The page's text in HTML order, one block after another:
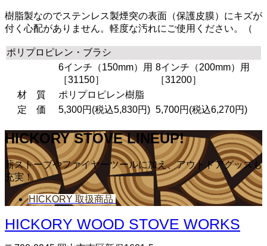
樹脂製なのでステンレス製煙突の表面（保護皮膜）にキズが
付く心配がありません。軽度な汚れにご使用ください。（
ポリプロピレン・ブラシ
6インチ（150mm）用
［31150］
8インチ（200mm）用
［31200］
材 質
ポリプロピレン樹脂
定 価
5,300円(税込5,830円) 5,700円(税込6,270円)
HICKORY STOVE LINEUP!
薪ストーブやファイヤーツールに加え、アウトドアグッズも
充実！
HICKORY 取扱商品
HICKORY WOOD STOVE WORKS